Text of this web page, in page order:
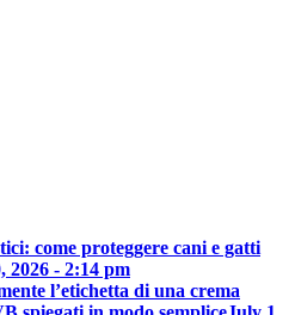
come proteggere cani e gatti
2026 - 2:14 pm
l’etichetta di una crema